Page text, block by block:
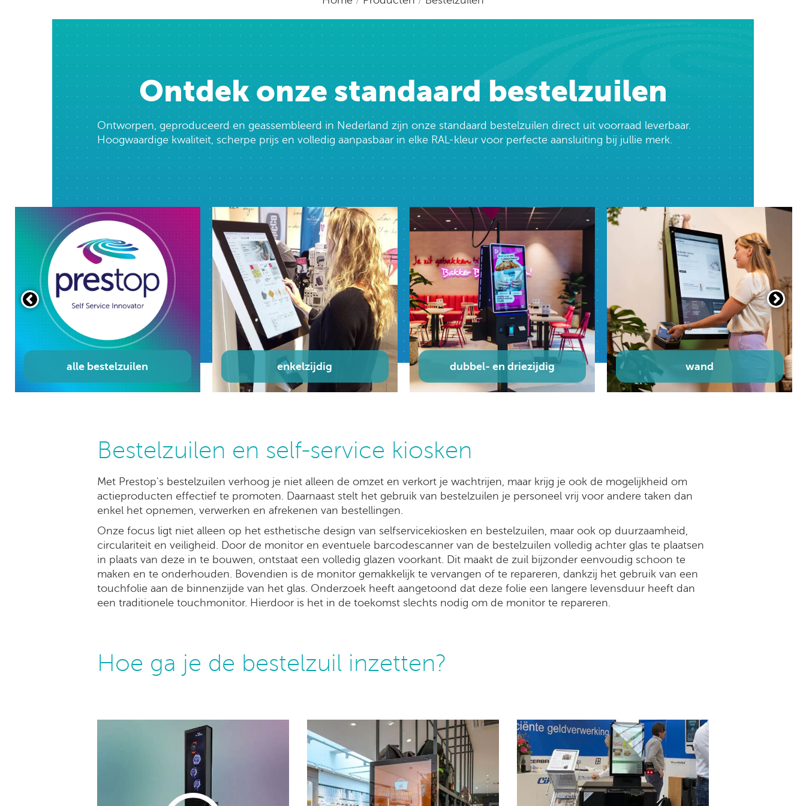
Ontdek onze standaard bestelzuilen
Ontworpen, geproduceerd en geassembleerd in Nederland zijn onze standaard bestelzuilen direct uit voorraad leverbaar.
Hoogwaardige kwaliteit, scherpe prijs en volledig aanpasbaar in elke RAL-kleur voor perfecte aansluiting bij jullie merk.
dubbel- en driezijdig wand balie alle bestelzuilen
Bestelzuilen en self-service kiosken
Met Prestop's bestelzuilen verhoog je niet alleen de omzet en verkort je wachtrijen, maar krijg je ook de mogelijkheid om
actieproducten effectief te promoten. Daarnaast stelt het gebruik van bestelzuilen je personeel vrij voor andere taken dan
enkel het opnemen, verwerken en afrekenen van bestellingen.
Onze focus ligt niet alleen op het esthetische design van selfservicekiosken en bestelzuilen, maar ook op duurzaamheid,
circulariteit en veiligheid. Door de monitor en eventuele barcodescanner van de bestelzuilen volledig achter glas te plaatsen
in plaats van deze in te bouwen, ontstaat een volledig glazen voorkant. Dit maakt de zuil bijzonder eenvoudig schoon te
maken en te onderhouden. Bovendien is de monitor gemakkelijk te vervangen of te repareren, dankzij het gebruik van een
touchfolie aan de binnenzijde van het glas. Onderzoek heeft aangetoond dat deze folie een langere levensduur heeft dan
een traditionele touchmonitor. Hierdoor is het in de toekomst slechts nodig om de monitor te repareren.
Hoe ga je de bestelzuil inzetten?